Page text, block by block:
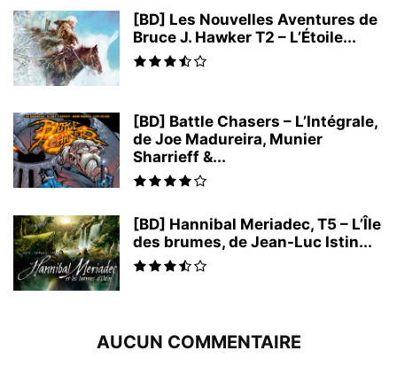
[BD] Les Nouvelles Aventures de
Bruce J. Hawker T2 – L’Étoile...
[BD] Battle Chasers – L’Intégrale,
de Joe Madureira, Munier
Sharrieff &...
[BD] Hannibal Meriadec, T5 – L’Île
des brumes, de Jean-Luc Istin...
AUCUN COMMENTAIRE